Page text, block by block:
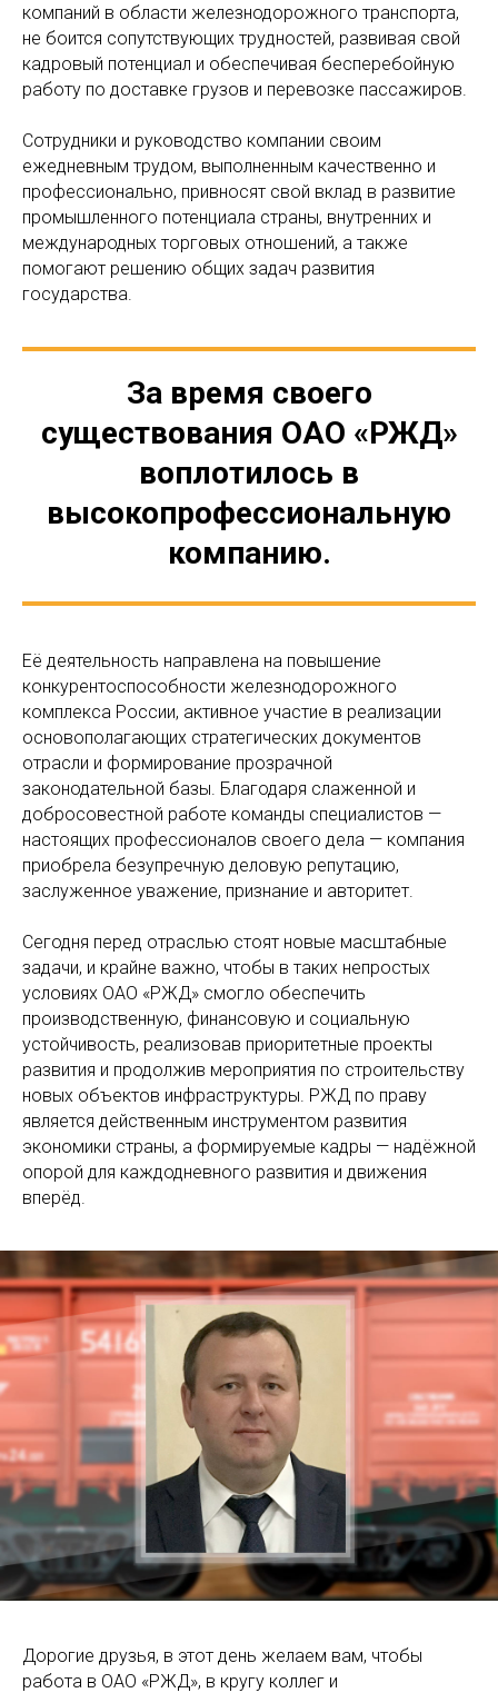
компаний в области железнодорожного транспорта,
не боится сопутствующих трудностей, развивая свой
кадровый потенциал и обеспечивая бесперебойную
работу по доставке грузов и перевозке пассажиров.
Сотрудники и руководство компании своим
ежедневным трудом, выполненным качественно и
профессионально, привносят свой вклад в развитие
промышленного потенциала страны, внутренних и
международных торговых отношений, а также
помогают решению общих задач развития
государства.
За время своего
существования ОАО «РЖД»
воплотилось в
высокопрофессиональную
компанию.
Её деятельность направлена на повышение
конкурентоспособности железнодорожного
комплекса России, активное участие в реализации
основополагающих стратегических документов
отрасли и формирование прозрачной
законодательной базы. Благодаря слаженной и
добросовестной работе команды специалистов —
настоящих профессионалов своего дела — компания
приобрела безупречную деловую репутацию,
заслуженное уважение, признание и авторитет.
Сегодня перед отраслью стоят новые масштабные
задачи, и крайне важно, чтобы в таких непростых
условиях ОАО «РЖД» смогло обеспечить
производственную, финансовую и социальную
устойчивость, реализовав приоритетные проекты
развития и продолжив мероприятия по строительству
новых объектов инфраструктуры. РЖД по праву
является действенным инструментом развития
экономики страны, а формируемые кадры — надёжной
опорой для каждодневного развития и движения
вперёд.
Дорогие друзья, в этот день желаем вам, чтобы
работа в ОАО «РЖД», в кругу коллег и